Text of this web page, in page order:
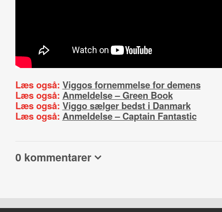
Læs også: Viggos fornemmelse for demens
Læs også: Anmeldelse – Green Book
Læs også: Viggo sælger bedst i Danmark
Læs også: Anmeldelse – Captain Fantastic
0 kommentarer